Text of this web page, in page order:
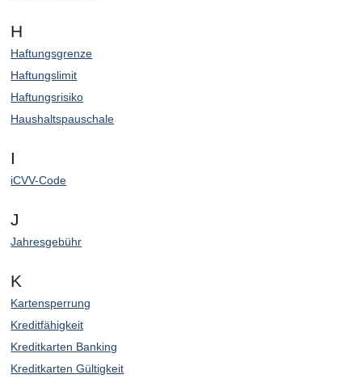
H
Haftungsgrenze
Haftungslimit
Haftungsrisiko
Haushaltspauschale
I
iCVV-Code
J
Jahresgebühr
K
Kartensperrung
Kreditfähigkeit
Kreditkarten Banking
Kreditkarten Gültigkeit